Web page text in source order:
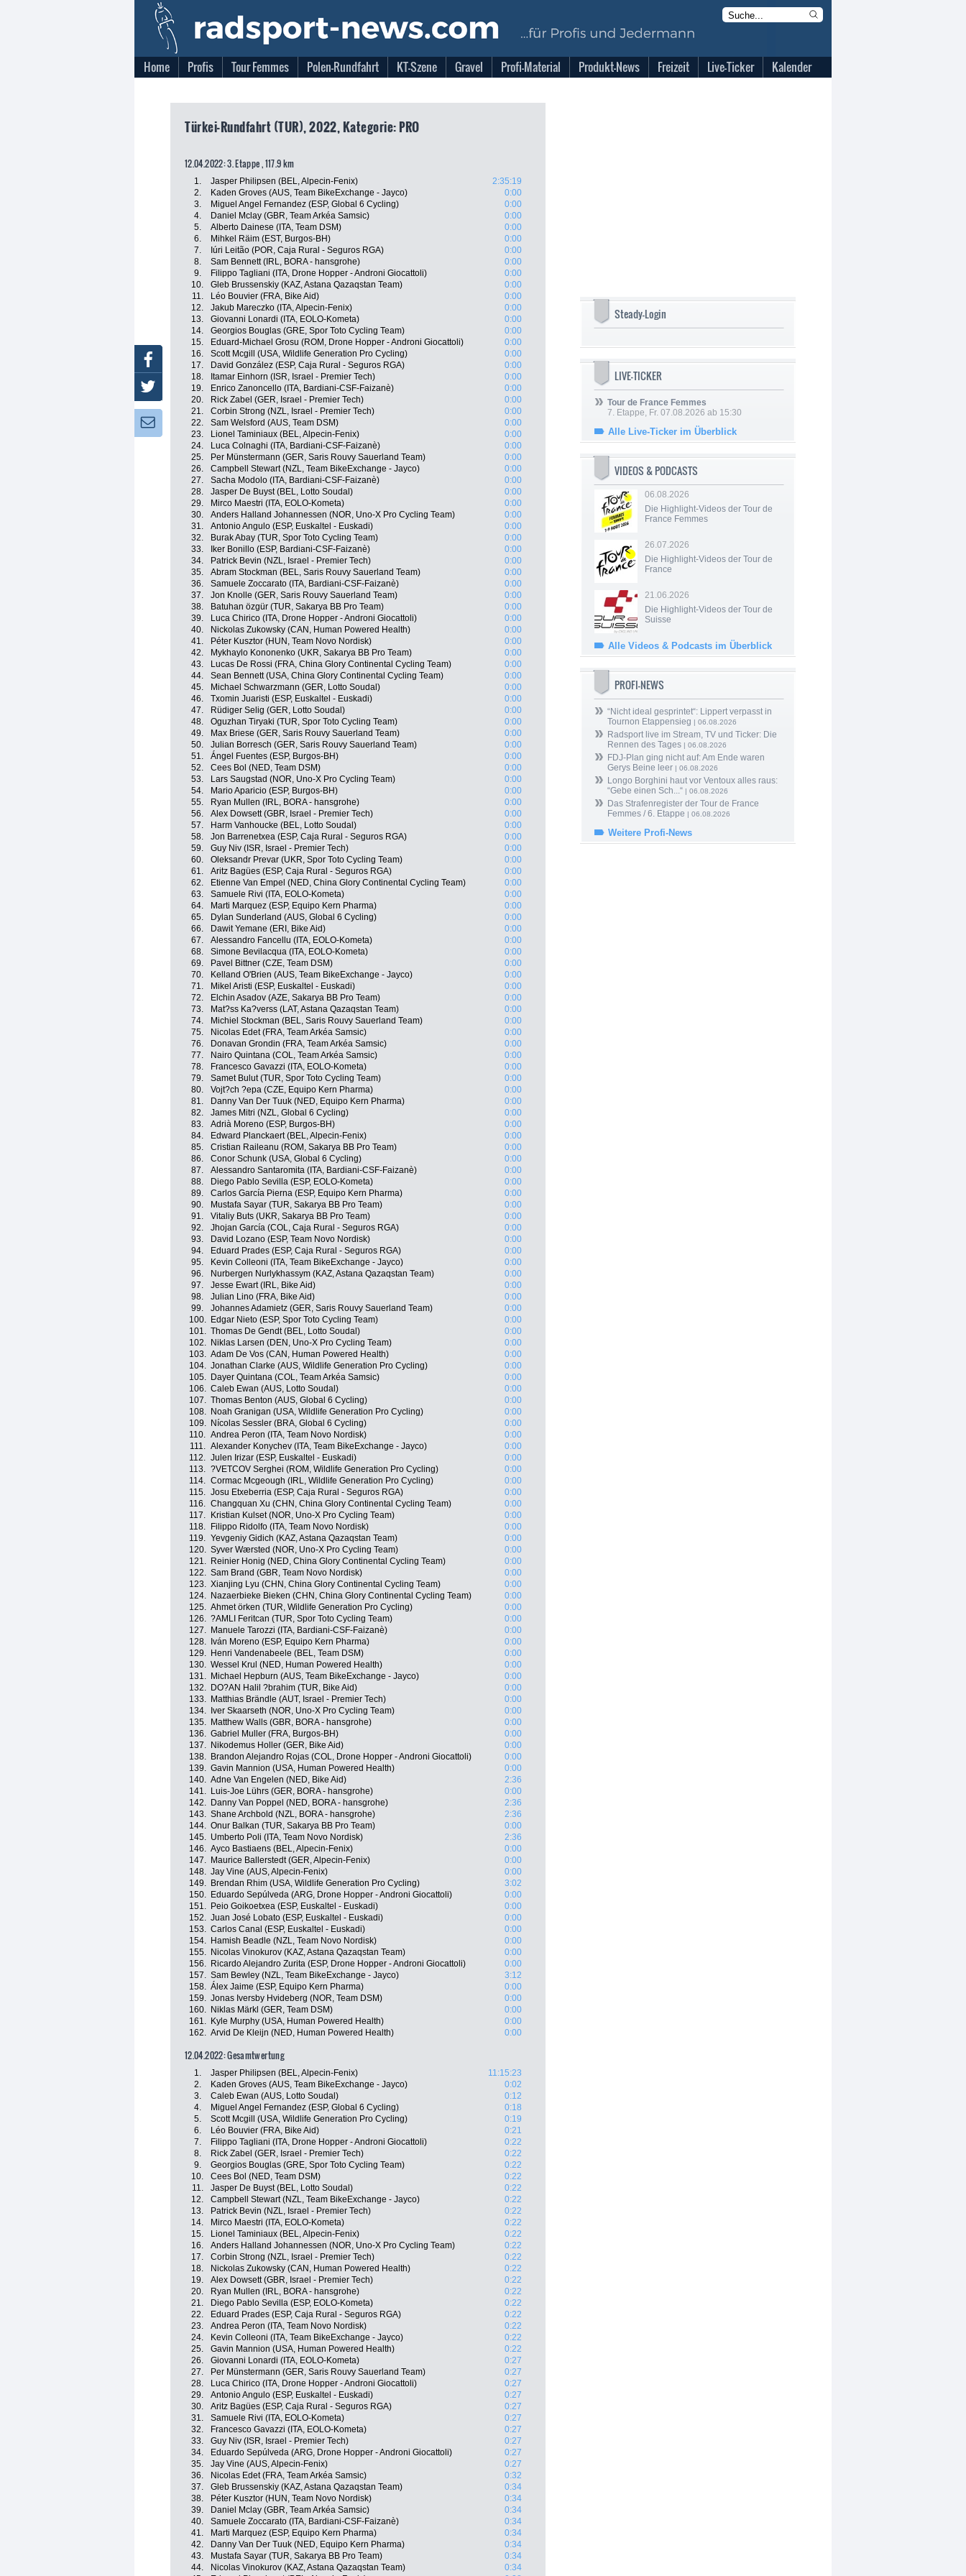
Home Profis Tour Femmes Polen-Rundfahrt KT-Szene Gravel Profi-Material Produkt-News Freizeit Live-Ticker Kalender
Türkei-Rundfahrt (TUR), 2022, Kategorie: PRO
12.04.2022: 3. Etappe , 117.9 km
1. Jasper Philipsen (BEL, Alpecin-Fenix)
2:35:19
2.
Kaden Groves (AUS, Team BikeExchange - Jayco)
0:00
3.
Miguel Angel Fernandez (ESP, Global 6 Cycling)
0:00
4.
Daniel Mclay (GBR, Team Arkéa Samsic)
0:00
5.
Alberto Dainese (ITA, Team DSM)
0:00
6.
Mihkel Räim (EST, Burgos-BH)
0:00
7.
Iúri Leitão (POR, Caja Rural - Seguros RGA)
0:00
8.
Sam Bennett (IRL, BORA - hansgrohe)
0:00
9.
Filippo Tagliani (ITA, Drone Hopper - Androni Giocattoli)
0:00
10.
Gleb Brussenskiy (KAZ, Astana Qazaqstan Team)
0:00
11.
Léo Bouvier (FRA, Bike Aid)
0:00
12.
Jakub Mareczko (ITA, Alpecin-Fenix)
0:00
13.
Giovanni Lonardi (ITA, EOLO-Kometa)
0:00
14.
Georgios Bouglas (GRE, Spor Toto Cycling Team)
0:00
15.
Eduard-Michael Grosu (ROM, Drone Hopper - Androni Giocattoli)
0:00
16.
Scott Mcgill (USA, Wildlife Generation Pro Cycling)
0:00
17.
David González (ESP, Caja Rural - Seguros RGA)
0:00
18.
Itamar Einhorn (ISR, Israel - Premier Tech)
0:00
19.
Enrico Zanoncello (ITA, Bardiani-CSF-Faizanè)
0:00
20.
Rick Zabel (GER, Israel - Premier Tech)
0:00
21.
Corbin Strong (NZL, Israel - Premier Tech)
0:00
22.
Sam Welsford (AUS, Team DSM)
0:00
23.
Lionel Taminiaux (BEL, Alpecin-Fenix)
0:00
24.
Luca Colnaghi (ITA, Bardiani-CSF-Faizanè)
0:00
25.
Per Münstermann (GER, Saris Rouvy Sauerland Team)
0:00
26.
Campbell Stewart (NZL, Team BikeExchange - Jayco)
0:00
27.
Sacha Modolo (ITA, Bardiani-CSF-Faizanè)
0:00
28.
Jasper De Buyst (BEL, Lotto Soudal)
0:00
29.
Mirco Maestri (ITA, EOLO-Kometa)
0:00
30.
Anders Halland Johannessen (NOR, Uno-X Pro Cycling Team)
0:00
31.
Antonio Angulo (ESP, Euskaltel - Euskadi)
0:00
32.
Burak Abay (TUR, Spor Toto Cycling Team)
0:00
33.
Iker Bonillo (ESP, Bardiani-CSF-Faizanè)
0:00
34.
Patrick Bevin (NZL, Israel - Premier Tech)
0:00
35.
Abram Stockman (BEL, Saris Rouvy Sauerland Team)
0:00
36.
Samuele Zoccarato (ITA, Bardiani-CSF-Faizanè)
0:00
37.
Jon Knolle (GER, Saris Rouvy Sauerland Team)
0:00
38.
Batuhan özgür (TUR, Sakarya BB Pro Team)
0:00
39.
Luca Chirico (ITA, Drone Hopper - Androni Giocattoli)
0:00
40.
Nickolas Zukowsky (CAN, Human Powered Health)
0:00
41.
Péter Kusztor (HUN, Team Novo Nordisk)
0:00
42.
Mykhaylo Kononenko (UKR, Sakarya BB Pro Team)
0:00
43.
Lucas De Rossi (FRA, China Glory Continental Cycling Team)
0:00
44.
Sean Bennett (USA, China Glory Continental Cycling Team)
0:00
45.
Michael Schwarzmann (GER, Lotto Soudal)
0:00
46.
Txomin Juaristi (ESP, Euskaltel - Euskadi)
0:00
47.
Rüdiger Selig (GER, Lotto Soudal)
0:00
48.
Oguzhan Tiryaki (TUR, Spor Toto Cycling Team)
0:00
49.
Max Briese (GER, Saris Rouvy Sauerland Team)
0:00
50.
Julian Borresch (GER, Saris Rouvy Sauerland Team)
0:00
51.
Ángel Fuentes (ESP, Burgos-BH)
0:00
52.
Cees Bol (NED, Team DSM)
0:00
53.
Lars Saugstad (NOR, Uno-X Pro Cycling Team)
0:00
54.
Mario Aparicio (ESP, Burgos-BH)
0:00
55.
Ryan Mullen (IRL, BORA - hansgrohe)
0:00
56.
Alex Dowsett (GBR, Israel - Premier Tech)
0:00
57.
Harm Vanhoucke (BEL, Lotto Soudal)
0:00
58.
Jon Barrenetxea (ESP, Caja Rural - Seguros RGA)
0:00
59.
Guy Niv (ISR, Israel - Premier Tech)
0:00
60.
Oleksandr Prevar (UKR, Spor Toto Cycling Team)
0:00
61.
Aritz Bagües (ESP, Caja Rural - Seguros RGA)
0:00
62.
Etienne Van Empel (NED, China Glory Continental Cycling Team)
0:00
63.
Samuele Rivi (ITA, EOLO-Kometa)
0:00
64.
Marti Marquez (ESP, Equipo Kern Pharma)
0:00
65.
Dylan Sunderland (AUS, Global 6 Cycling)
0:00
66.
Dawit Yemane (ERI, Bike Aid)
0:00
67.
Alessandro Fancellu (ITA, EOLO-Kometa)
0:00
68.
Simone Bevilacqua (ITA, EOLO-Kometa)
0:00
69.
Pavel Bittner (CZE, Team DSM)
0:00
70.
Kelland O'Brien (AUS, Team BikeExchange - Jayco)
0:00
71.
Mikel Aristi (ESP, Euskaltel - Euskadi)
0:00
72.
Elchin Asadov (AZE, Sakarya BB Pro Team)
0:00
73.
Mat?ss Ka?verss (LAT, Astana Qazaqstan Team)
0:00
74.
Michiel Stockman (BEL, Saris Rouvy Sauerland Team)
0:00
75.
Nicolas Edet (FRA, Team Arkéa Samsic)
0:00
76.
Donavan Grondin (FRA, Team Arkéa Samsic)
0:00
77.
Nairo Quintana (COL, Team Arkéa Samsic)
0:00
78.
Francesco Gavazzi (ITA, EOLO-Kometa)
0:00
79.
Samet Bulut (TUR, Spor Toto Cycling Team)
0:00
80.
Vojt?ch ?epa (CZE, Equipo Kern Pharma)
0:00
81.
Danny Van Der Tuuk (NED, Equipo Kern Pharma)
0:00
82.
James Mitri (NZL, Global 6 Cycling)
0:00
83.
Adrià Moreno (ESP, Burgos-BH)
0:00
84.
Edward Planckaert (BEL, Alpecin-Fenix)
0:00
85.
Cristian Raileanu (ROM, Sakarya BB Pro Team)
0:00
86.
Conor Schunk (USA, Global 6 Cycling)
0:00
87.
Alessandro Santaromita (ITA, Bardiani-CSF-Faizanè)
0:00
88.
Diego Pablo Sevilla (ESP, EOLO-Kometa)
0:00
89.
Carlos García Pierna (ESP, Equipo Kern Pharma)
0:00
90.
Mustafa Sayar (TUR, Sakarya BB Pro Team)
0:00
91.
Vitaliy Buts (UKR, Sakarya BB Pro Team)
0:00
92.
Jhojan García (COL, Caja Rural - Seguros RGA)
0:00
93.
David Lozano (ESP, Team Novo Nordisk)
0:00
94.
Eduard Prades (ESP, Caja Rural - Seguros RGA)
0:00
95.
Kevin Colleoni (ITA, Team BikeExchange - Jayco)
0:00
96.
Nurbergen Nurlykhassym (KAZ, Astana Qazaqstan Team)
0:00
97.
Jesse Ewart (IRL, Bike Aid)
0:00
98.
Julian Lino (FRA, Bike Aid)
0:00
99.
Johannes Adamietz (GER, Saris Rouvy Sauerland Team)
0:00
100.
Edgar Nieto (ESP, Spor Toto Cycling Team)
0:00
101. Thomas De Gendt (BEL, Lotto Soudal)
0:00
102.
Niklas Larsen (DEN, Uno-X Pro Cycling Team)
0:00
103. Adam De Vos (CAN, Human Powered Health)
0:00
104. Jonathan Clarke (AUS, Wildlife Generation Pro Cycling)
0:00
105.
Dayer Quintana (COL, Team Arkéa Samsic)
0:00
106. Caleb Ewan (AUS, Lotto Soudal)
0:00
107. Thomas Benton (AUS, Global 6 Cycling)
0:00
108.
Noah Granigan (USA, Wildlife Generation Pro Cycling)
0:00
109.
Nícolas Sessler (BRA, Global 6 Cycling)
0:00
110. Andrea Peron (ITA, Team Novo Nordisk)
0:00
111. Alexander Konychev (ITA, Team BikeExchange - Jayco)
0:00
112. Julen Irizar (ESP, Euskaltel - Euskadi)
0:00
113. ?VETCOV Serghei (ROM, Wildlife Generation Pro Cycling)
0:00
114. Cormac Mcgeough (IRL, Wildlife Generation Pro Cycling)
0:00
115. Josu Etxeberria (ESP, Caja Rural - Seguros RGA)
0:00
116. Changquan Xu (CHN, China Glory Continental Cycling Team)
0:00
117.
Kristian Kulset (NOR, Uno-X Pro Cycling Team)
0:00
118.
Filippo Ridolfo (ITA, Team Novo Nordisk)
0:00
119. Yevgeniy Gidich (KAZ, Astana Qazaqstan Team)
0:00
120. Syver Wærsted (NOR, Uno-X Pro Cycling Team)
0:00
121.
Reinier Honig (NED, China Glory Continental Cycling Team)
0:00
122. Sam Brand (GBR, Team Novo Nordisk)
0:00
123. Xianjing Lyu (CHN, China Glory Continental Cycling Team)
0:00
124.
Nazaerbieke Bieken (CHN, China Glory Continental Cycling Team)
0:00
125. Ahmet örken (TUR, Wildlife Generation Pro Cycling)
0:00
126. ?AMLI Feritcan (TUR, Spor Toto Cycling Team)
0:00
127.
Manuele Tarozzi (ITA, Bardiani-CSF-Faizanè)
0:00
128.
Iván Moreno (ESP, Equipo Kern Pharma)
0:00
129.
Henri Vandenabeele (BEL, Team DSM)
0:00
130. Wessel Krul (NED, Human Powered Health)
0:00
131.
Michael Hepburn (AUS, Team BikeExchange - Jayco)
0:00
132.
DO?AN Halil ?brahim (TUR, Bike Aid)
0:00
133.
Matthias Brändle (AUT, Israel - Premier Tech)
0:00
134.
Iver Skaarseth (NOR, Uno-X Pro Cycling Team)
0:00
135.
Matthew Walls (GBR, BORA - hansgrohe)
0:00
136. Gabriel Muller (FRA, Burgos-BH)
0:00
137.
Nikodemus Holler (GER, Bike Aid)
0:00
138.
Brandon Alejandro Rojas (COL, Drone Hopper - Androni Giocattoli)
0:00
139. Gavin Mannion (USA, Human Powered Health)
0:00
140. Adne Van Engelen (NED, Bike Aid)
2:36
141.
Luis-Joe Lührs (GER, BORA - hansgrohe)
0:00
142.
Danny Van Poppel (NED, BORA - hansgrohe)
2:36
143. Shane Archbold (NZL, BORA - hansgrohe)
2:36
144. Onur Balkan (TUR, Sakarya BB Pro Team)
0:00
145. Umberto Poli (ITA, Team Novo Nordisk)
2:36
146. Ayco Bastiaens (BEL, Alpecin-Fenix)
0:00
147.
Maurice Ballerstedt (GER, Alpecin-Fenix)
0:00
148. Jay Vine (AUS, Alpecin-Fenix)
0:00
149.
Brendan Rhim (USA, Wildlife Generation Pro Cycling)
3:02
150.
Eduardo Sepúlveda (ARG, Drone Hopper - Androni Giocattoli)
0:00
151.
Peio Goikoetxea (ESP, Euskaltel - Euskadi)
0:00
152. Juan José Lobato (ESP, Euskaltel - Euskadi)
0:00
153. Carlos Canal (ESP, Euskaltel - Euskadi)
0:00
154.
Hamish Beadle (NZL, Team Novo Nordisk)
0:00
155.
Nicolas Vinokurov (KAZ, Astana Qazaqstan Team)
0:00
156.
Ricardo Alejandro Zurita (ESP, Drone Hopper - Androni Giocattoli)
0:00
157. Sam Bewley (NZL, Team BikeExchange - Jayco)
3:12
158. Álex Jaime (ESP, Equipo Kern Pharma)
0:00
159. Jonas Iversby Hvideberg (NOR, Team DSM)
0:00
160.
Niklas Märkl (GER, Team DSM)
0:00
161.
Kyle Murphy (USA, Human Powered Health)
0:00
162. Arvid De Kleijn (NED, Human Powered Health) 0:00
12.04.2022: Gesamtwertung
1. Jasper Philipsen (BEL, Alpecin-Fenix)
11:15:23
2.
Kaden Groves (AUS, Team BikeExchange - Jayco)
0:02
3.
Caleb Ewan (AUS, Lotto Soudal)
0:12
4.
Miguel Angel Fernandez (ESP, Global 6 Cycling)
0:18
5.
Scott Mcgill (USA, Wildlife Generation Pro Cycling)
0:19
6.
Léo Bouvier (FRA, Bike Aid)
0:21
7.
Filippo Tagliani (ITA, Drone Hopper - Androni Giocattoli)
0:22
8.
Rick Zabel (GER, Israel - Premier Tech)
0:22
9.
Georgios Bouglas (GRE, Spor Toto Cycling Team)
0:22
10.
Cees Bol (NED, Team DSM)
0:22
11.
Jasper De Buyst (BEL, Lotto Soudal)
0:22
12.
Campbell Stewart (NZL, Team BikeExchange - Jayco)
0:22
13.
Patrick Bevin (NZL, Israel - Premier Tech)
0:22
14.
Mirco Maestri (ITA, EOLO-Kometa)
0:22
15.
Lionel Taminiaux (BEL, Alpecin-Fenix)
0:22
16.
Anders Halland Johannessen (NOR, Uno-X Pro Cycling Team)
0:22
17.
Corbin Strong (NZL, Israel - Premier Tech)
0:22
18.
Nickolas Zukowsky (CAN, Human Powered Health)
0:22
19.
Alex Dowsett (GBR, Israel - Premier Tech)
0:22
20.
Ryan Mullen (IRL, BORA - hansgrohe)
0:22
21.
Diego Pablo Sevilla (ESP, EOLO-Kometa)
0:22
22.
Eduard Prades (ESP, Caja Rural - Seguros RGA)
0:22
23.
Andrea Peron (ITA, Team Novo Nordisk)
0:22
24.
Kevin Colleoni (ITA, Team BikeExchange - Jayco)
0:22
25.
Gavin Mannion (USA, Human Powered Health)
0:22
26.
Giovanni Lonardi (ITA, EOLO-Kometa)
0:27
27.
Per Münstermann (GER, Saris Rouvy Sauerland Team)
0:27
28.
Luca Chirico (ITA, Drone Hopper - Androni Giocattoli)
0:27
29.
Antonio Angulo (ESP, Euskaltel - Euskadi)
0:27
30.
Aritz Bagües (ESP, Caja Rural - Seguros RGA)
0:27
31.
Samuele Rivi (ITA, EOLO-Kometa)
0:27
32.
Francesco Gavazzi (ITA, EOLO-Kometa)
0:27
33.
Guy Niv (ISR, Israel - Premier Tech)
0:27
34.
Eduardo Sepúlveda (ARG, Drone Hopper - Androni Giocattoli)
0:27
35.
Jay Vine (AUS, Alpecin-Fenix)
0:27
36.
Nicolas Edet (FRA, Team Arkéa Samsic)
0:32
37.
Gleb Brussenskiy (KAZ, Astana Qazaqstan Team)
0:34
38.
Péter Kusztor (HUN, Team Novo Nordisk)
0:34
39.
Daniel Mclay (GBR, Team Arkéa Samsic)
0:34
40.
Samuele Zoccarato (ITA, Bardiani-CSF-Faizanè)
0:34
41.
Marti Marquez (ESP, Equipo Kern Pharma)
0:34
42.
Danny Van Der Tuuk (NED, Equipo Kern Pharma)
0:34
43.
Mustafa Sayar (TUR, Sakarya BB Pro Team)
0:34
44.
Nicolas Vinokurov (KAZ, Astana Qazaqstan Team)
0:34
Steady-Login
LIVE-TICKER
Tour de France Femmes
7. Etappe, Fr. 07.08.2026 ab 15:30
Alle Live-Ticker im Überblick
VIDEOS & PODCASTS
06.08.2026
Die Highlight-Videos der Tour de
France Femmes
26.07.2026
Die Highlight-Videos der Tour de
France
21.06.2026
Die Highlight-Videos der Tour de
Suisse
Alle Videos & Podcasts im Überblick
PROFI-NEWS
“Nicht ideal gesprintet“: Lippert verpasst in
Tournon Etappensieg | 06.08.2026
Radsport live im Stream, TV und Ticker: Die
Rennen des Tages | 06.08.2026
FDJ-Plan ging nicht auf: Am Ende waren
Gerys Beine leer | 06.08.2026
Longo Borghini haut vor Ventoux alles raus:
“Gebe einen Sch...“ | 06.08.2026
Das Strafenregister der Tour de France
Femmes / 6. Etappe | 06.08.2026
Weitere Profi-News
Facebook
Twitter
Newsletter: